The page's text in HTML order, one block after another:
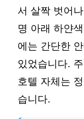
서 살짝 벗어
명 아래 하얀
에는 간단한
있었습니다.
호텔 자체는
습니다.